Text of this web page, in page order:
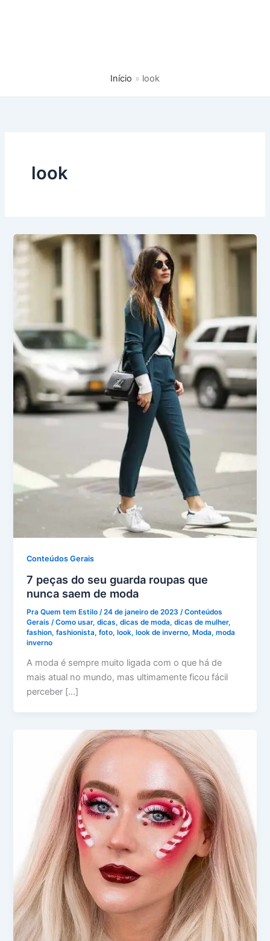
Início look
look
Conteúdos Gerais
7 peças do seu guarda roupas que
nunca saem de moda
Pra Quem tem Estilo/24 de janeiro de 2023/Conteúdos
Gerais /Como usar,dicas,dicas de moda,dicas de mulher,
fashion,fashionista,foto, look, look de inverno, Moda,moda
inverno
A moda é sempre muito ligada com o que há de
mais atual no mundo, mas ultimamente ficou fácil
perceber […]